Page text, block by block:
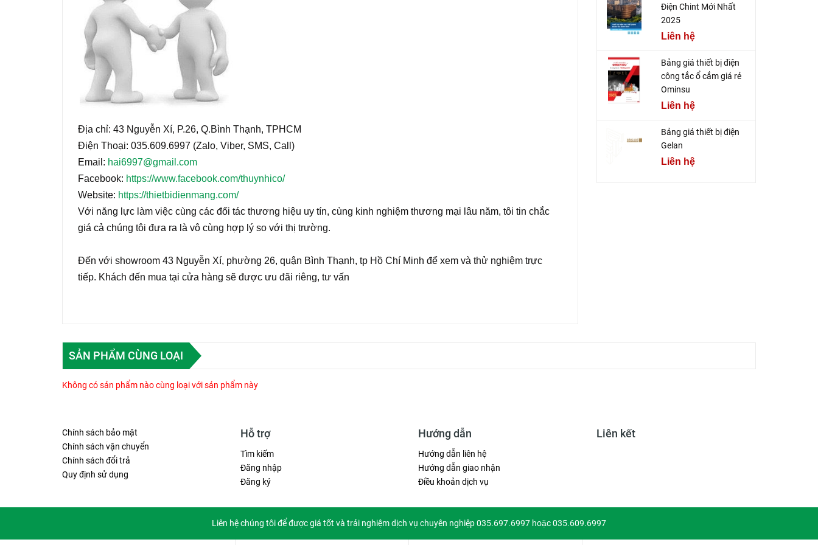
Địa chỉ: 43 Nguyễn Xí, P.26, Q.Bình Thạnh, TPHCM
Điện Thoại: 035.609.6997 (Zalo, Viber, SMS, Call)
Email: hai6997@gmail.com
Facebook: https://www.facebook.com/thuynhico/
Website: https://thietbidienmang.com/
Với năng lực làm việc cùng các đối tác thương hiệu uy tín, cùng kinh nghiệm thương mại lâu năm, tôi tin chắc
giá cả chúng tôi đưa ra là vô cùng hợp lý so với thị trường.
Đến với showroom 43 Nguyễn Xí, phường 26, quận Bình Thạnh, tp Hồ Chí Minh để xem và thử nghiệm trực
tiếp. Khách đến mua tại cửa hàng sẽ được ưu đãi riêng, tư vấn
Điện Chint Mới Nhất
2025
Liên hệ
Bảng giá thiết bị điện
công tắc ổ cắm giá rẻ
Ominsu
Liên hệ
Bảng giá thiết bị điện
Gelan
Liên hệ
SẢN PHẨM CÙNG LOẠI
Không có sản phẩm nào cùng loại với sản phẩm này
Chính sách bảo mật
Chính sách vận chuyển
Chính sách đổi trả
Quy định sử dụng
Hỗ trợ
Tìm kiếm
Đăng nhập
Đăng ký
Hướng dẫn
Hướng dẫn liên hệ
Hướng dẫn giao nhận
Điều khoản dịch vụ
Liên kết
Liên hệ chúng tôi để được giá tốt và trải nghiệm dịch vụ chuyên nghiệp 035.697.6997 hoặc 035.609.6997